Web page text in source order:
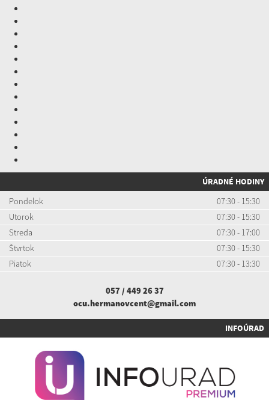
ÚRADNÉ HODINY
Pondelok
07:30 - 15:30
Utorok
07:30 - 15:30
Streda
07:30 - 17:00
Štvrtok
07:30 - 15:30
Piatok
07:30 - 13:30
057 / 449 26 37
ocu.hermanovcent@gmail.com
INFOÚRAD